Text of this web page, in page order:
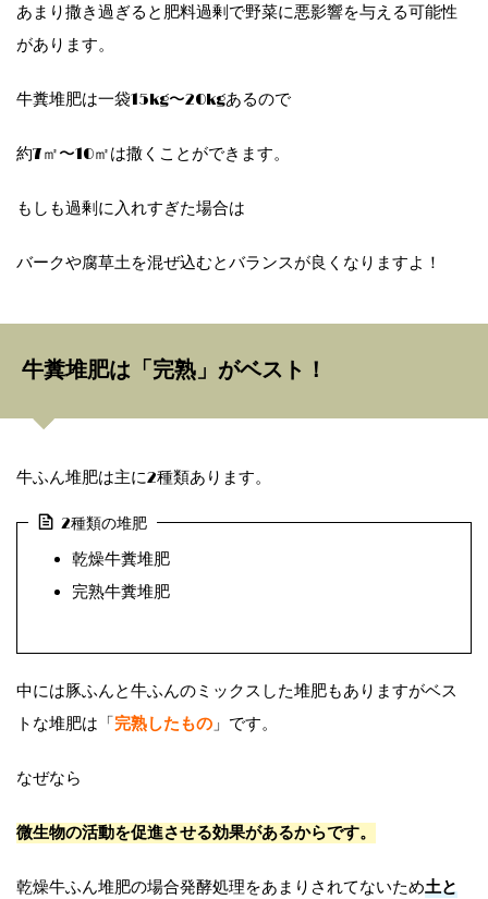
あまり撒き過ぎると肥料過剰で野菜に悪影響を与える可能性
があります。
牛糞堆肥は一袋15kg〜20kgあるので
約7㎡〜10㎡は撒くことができます。
もしも過剰に入れすぎた場合は
バークや腐草土を混ぜ込むとバランスが良くなりますよ！
牛糞堆肥は「完熟」がベスト！
牛ふん堆肥は主に2種類あります。
2種類の堆肥
乾燥牛糞堆肥
完熟牛糞堆肥
中には豚ふんと牛ふんのミックスした堆肥もありますがベス
トな堆肥は「完熟したもの 」です。
なぜなら
微生物の活動を促進させる効果があるからです。
乾燥牛ふん堆肥の場合発酵処理をあまりされてないため土と